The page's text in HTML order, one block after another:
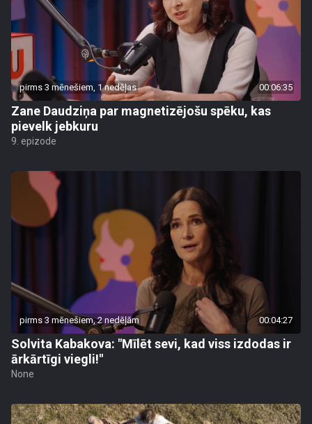
pirms 3 mēnešiem, 1 nedēļas 00:06:35
Zane Daudziņa par magnetizējošu spēku, kas
pievelk jebkuru
9. epizode
pirms 3 mēnešiem, 2 nedēļām 00:04:27
Solvita Kabakova: "Mīlēt sevi, kad viss izdodas ir
ārkārtīgi viegli!"
None